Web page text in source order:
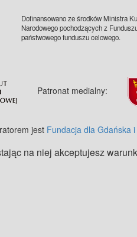
Dofinansowano ze środków Ministra
Narodowego pochodzących z
państwowego funduszu celowego.
Patronat medialny:
jest Fundacja dla Gdańska
na niej akceptujesz